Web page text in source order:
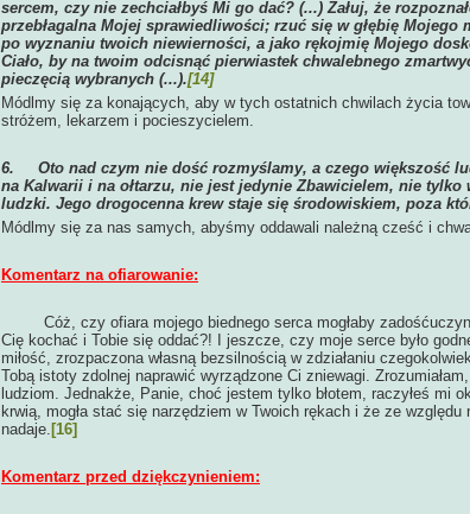
sercem, czy nie zechciałbyś Mi go dać? (...) Żałuj, że
przebłagalna Mojej sprawiedliwości; rzuć się w głębię Mojego
po wyznaniu twoich niewierności, a jako rękojmię Mojego
Ciało, by na twoim odcisnąć pierwiastek chwalebnego
pieczęcią wybranych (...).[14]
Módlmy się za konających, aby w tych ostatnich chwilach życia
stróżem, lekarzem i pocieszycielem.
6. Oto nad czym nie dość rozmyślamy, a czego większość
na Kalwarii i na ołtarzu, nie jest jedynie Zbawicielem, nie
ludzki. Jego drogocenna krew staje się środowiskiem, poza
Módlmy się za nas samych, abyśmy oddawali należną cześć i
Komentarz na ofiarowanie:
Cóż, czy ofiara mojego biednego serca mogłaby
Cię kochać i Tobie się oddać?! I jeszcze, czy moje serce było
miłość, zrozpaczona własną bezsilnością w zdziałaniu
Tobą istoty zdolnej naprawić wyrządzone Ci zniewagi.
ludziom. Jednakże, Panie, choć jestem tylko błotem, raczyłeś mi
krwią, mogła stać się narzędziem w Twoich rękach i że ze
nadaje. [16]
Komentarz przed dziękczynieniem: